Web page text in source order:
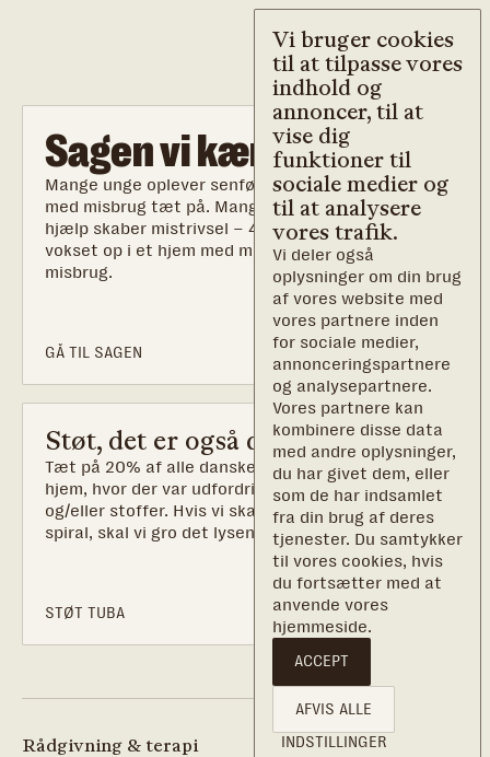
GÅ TIL SAGEN
Sagen vi kæmper for
Mange unge oplever senfølger af deres opvækst
med misbrug tæt på. Manglende anerkendelse og
hjælp skaber mistrivsel – 40% af børn, som er
vokset op i et hjem med misbrug udvikler selv et
misbrug.
STØT TUBA
Støt, det er også din sag
Tæt på 20% af alle danskere er vokset op i et
hjem, hvor der var udfordringer med alkohol
og/eller stoffer. Hvis vi skal bryde den mørke
spiral, skal vi gro det lysende håb.
Rådgivning & terapi Viden & redskaber
Vi bruger cookies
til at tilpasse vores
indhold og
annoncer, til at
vise dig
funktioner til
sociale medier og
til at analysere
vores trafik.
Vi deler også
oplysninger om din brug
af vores website med
vores partnere inden
for sociale medier,
annonceringspartnere
og analysepartnere.
Vores partnere kan
kombinere disse data
med andre oplysninger,
du har givet dem, eller
som de har indsamlet
fra din brug af deres
tjenester. Du samtykker
til vores cookies, hvis
du fortsætter med at
anvende vores
hjemmeside.
ACCEPT
AFVIS ALLE
INDSTILLINGER